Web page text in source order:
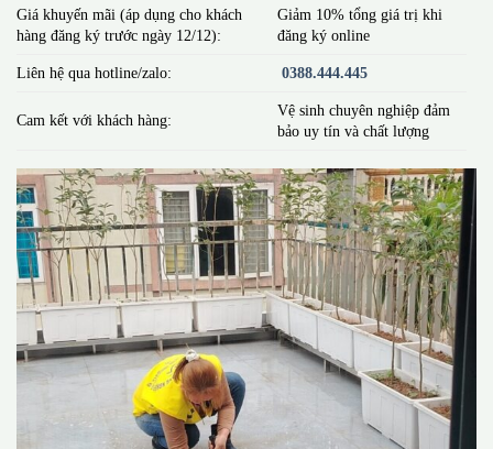
Giá khuyến mãi (áp dụng cho khách
hàng đăng ký trước ngày 12/12):
Giảm 10% tổng giá trị khi
đăng ký online
Liên hệ qua hotline/zalo: 0388.444.445
Cam kết với khách hàng:
Vệ sinh chuyên nghiệp đảm
bảo uy tín và chất lượng